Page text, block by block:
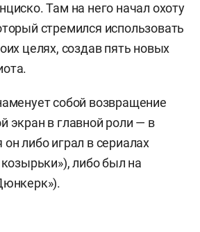
Там на него начал охоту
стремился использовать
целях, создав пять новых
собой возвращение
экран в главной роли — в
либо играл в сериалах
либо был на